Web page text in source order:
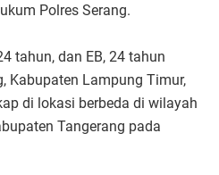
Polres Serang.
tahun, dan EB, 24 tahun
Kabupaten Lampung Timur,
di lokasi berbeda di wilayah
Tangerang pada